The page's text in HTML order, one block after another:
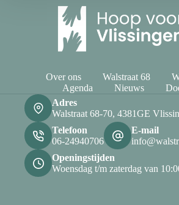
Over ons Walstraat 68
Agenda
Nieuws
Adres
Walstraat 68-70, 4381GE
Telefoon
06-24940706
E-mail
Openingstijden
Woensdag t/m zaterdag van